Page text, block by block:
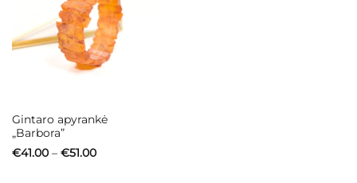
Gintaro apyrankė
„Barbora”
€41.00 – €51.00Price